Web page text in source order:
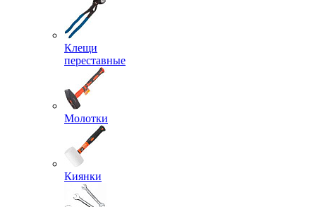
Клещи
переставные
Молотки
Киянки